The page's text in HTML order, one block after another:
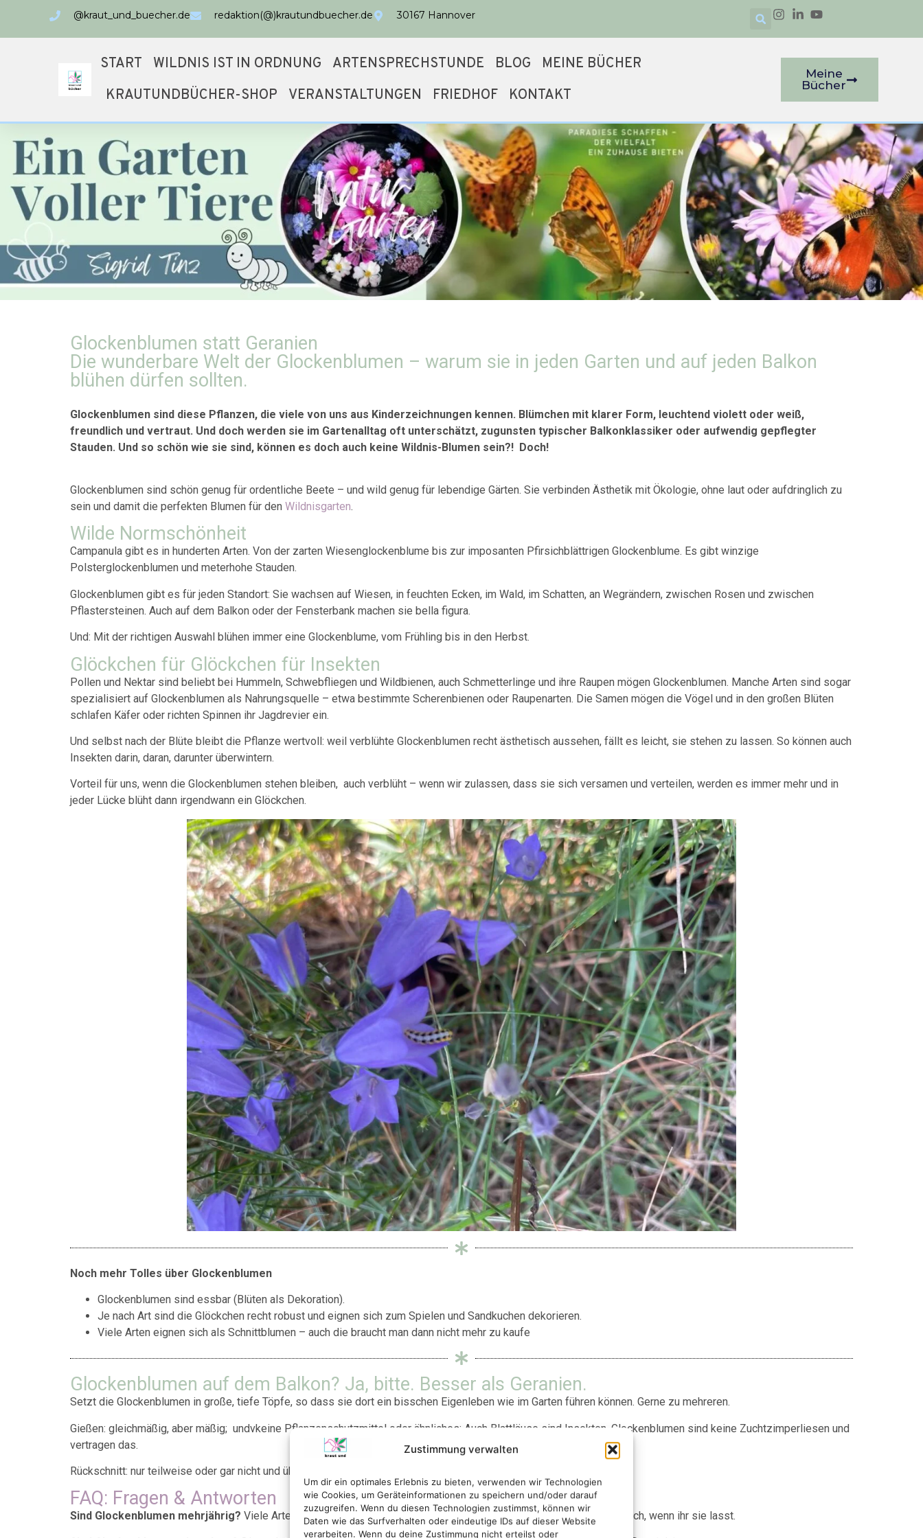
Zustimmung verwalten
Um dir ein optimales Erlebnis zu bieten, verwenden wir Technologien
wie Cookies, um Geräteinformationen zu speichern und/oder darauf
zuzugreifen. Wenn du diesen Technologien zustimmst, können wir
Daten wie das Surfverhalten oder eindeutige IDs auf dieser Website
verarbeiten. Wenn du deine Zustimmung nicht erteilst oder
@kraut_und_buecher.de redaktion(@)krautundbuecher.de 30167 Hannover
START WILDNIS IST IN ORDNUNG ARTENSPRECHSTUNDE BLOG
MEINE BÜCHER
KRAUTUNDBÜCHER-SHOP
VERANSTALTUNGEN FRIEDHOF KONTAKT
Meine
Bücher
Glockenblumen statt Geranien
Die wunderbare Welt der Glockenblumen – warum sie in jeden Garten und auf jeden Balkon
blühen dürfen sollten.
Glockenblumen sind diese Pflanzen, die viele von uns aus Kinderzeichnungen kennen. Blümchen mit klarer Form, leuchtend violett oder weiß,
freundlich und vertraut. Und doch werden sie im Gartenalltag oft unterschätzt, zugunsten typischer Balkonklassiker oder aufwendig gepflegter
Stauden. Und so schön wie sie sind, können es doch auch keine Wildnis-Blumen sein?! Doch!
Glockenblumen sind schön genug für ordentliche Beete – und wild genug für lebendige Gärten. Sie verbinden Ästhetik mit Ökologie, ohne laut oder aufdringlich zu
sein und damit die perfekten Blumen für den Wildnisgarten.
Wilde Normschönheit
Campanula gibt es in hunderten Arten. Von der zarten Wiesenglockenblume bis zur imposanten Pfirsichblättrigen Glockenblume. Es gibt winzige
Polsterglockenblumen und meterhohe Stauden.
Glockenblumen gibt es für jeden Standort: Sie wachsen auf Wiesen, in feuchten Ecken, im Wald, im Schatten, an Wegrändern, zwischen Rosen und zwischen
Pflastersteinen. Auch auf dem Balkon oder der Fensterbank machen sie bella figura.
Und: Mit der richtigen Auswahl blühen immer eine Glockenblume, vom Frühling bis in den Herbst.
Glöckchen für Glöckchen für Insekten
Pollen und Nektar sind beliebt bei Hummeln, Schwebfliegen und Wildbienen, auch Schmetterlinge und ihre Raupen mögen Glockenblumen. Manche Arten sind sogar
spezialisiert auf Glockenblumen als Nahrungsquelle – etwa bestimmte Scherenbienen oder Raupenarten. Die Samen mögen die Vögel und in den großen Blüten
schlafen Käfer oder richten Spinnen ihr Jagdrevier ein.
Und selbst nach der Blüte bleibt die Pflanze wertvoll: weil verblühte Glockenblumen recht ästhetisch aussehen, fällt es leicht, sie stehen zu lassen. So können auch
Insekten darin, daran, darunter überwintern.
Vorteil für uns, wenn die Glockenblumen stehen bleiben, auch verblüht – wenn wir zulassen, dass sie sich versamen und verteilen, werden es immer mehr und in
jeder Lücke blüht dann irgendwann ein Glöckchen.
Noch mehr Tolles über Glockenblumen
Glockenblumen sind essbar (Blüten als Dekoration).
Je nach Art sind die Glöckchen recht robust und eignen sich zum Spielen und Sandkuchen dekorieren.
Viele Arten eignen sich als Schnittblumen – auch die braucht man dann nicht mehr zu kaufe
Glockenblumen auf dem Balkon? Ja, bitte. Besser als Geranien.
Setzt die Glockenblumen in große, tiefe Töpfe, so dass sie dort ein bisschen Eigenleben wie im Garten führen können. Gerne zu mehreren.
Gießen: gleichmäßig, aber mäßig; undvkeine Pflanzenschutzmittel oder ähnliches: Auch Blattläuse sind Insekten. Glockenblumen sind keine Zuchtzimperliesen und
vertragen das.
Rückschnitt: nur teilweise oder gar nicht und über den Winter stehen lassen: Selbstversamung zulassen
FAQ: Fragen & Antworten
Sind Glockenblumen mehrjährig? Viele Arten ja. Und die anderen erhalten sich durch Ableger oder Selbstaussaat auch, wenn ihr sie lasst.